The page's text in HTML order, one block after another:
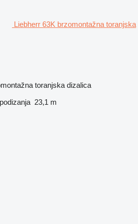
Liebherr 63K brzomontažna toranjska
toranjska dizalica
23,1 m